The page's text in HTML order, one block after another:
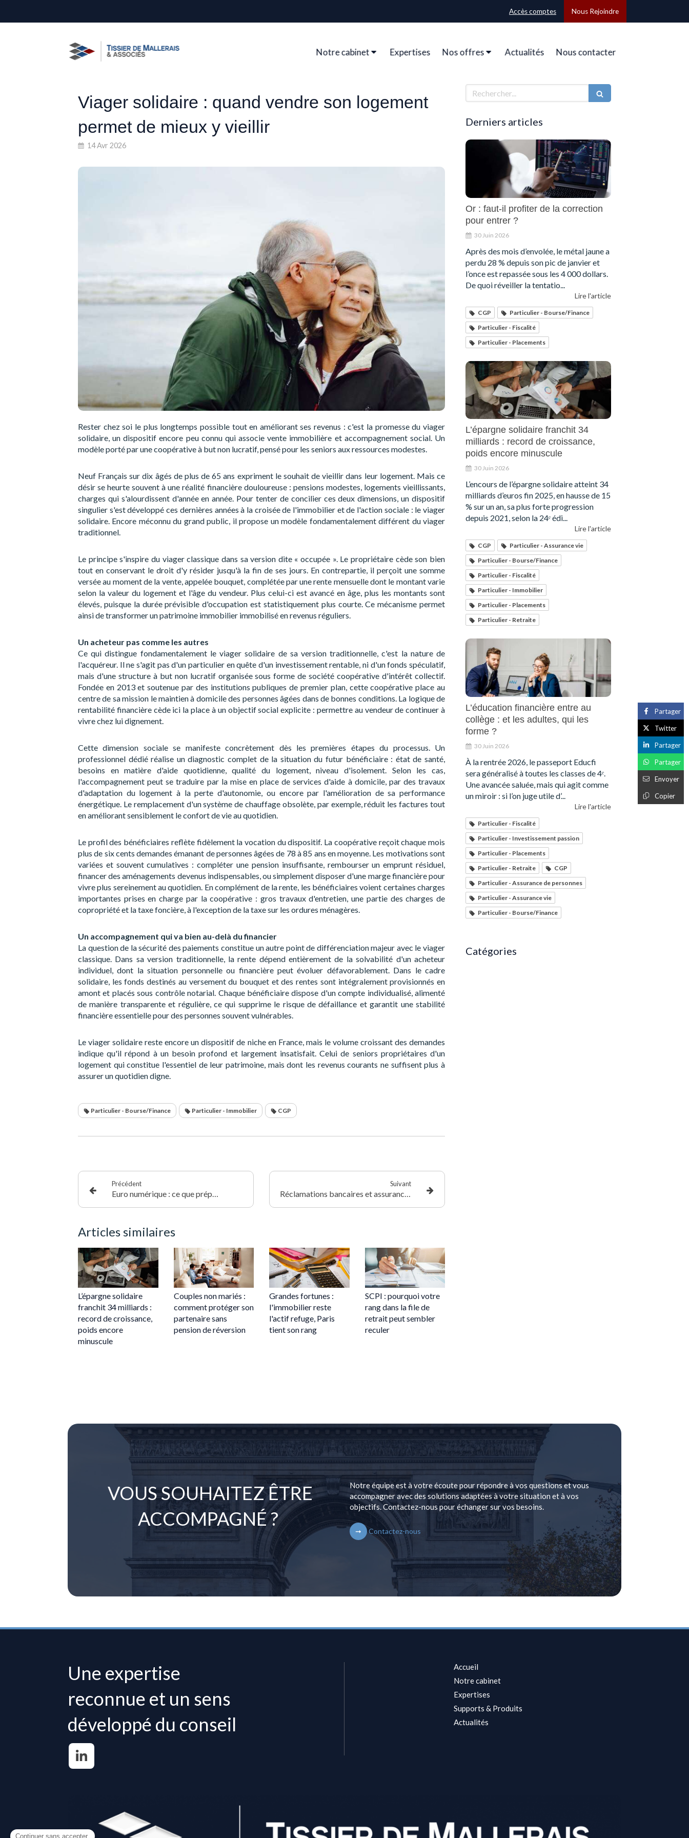
Nous Rejoindre
Accès comptes
Notre cabinet Expertises Nos offres Actualités Nous contacter
Viager solidaire : quand vendre son logement
permet de mieux y vieillir
14 Avr 2026
Rester chez soi le plus longtemps possible tout en améliorant ses revenus : c'est la promesse du viager
solidaire, un dispositif encore peu connu qui associe vente immobilière et accompagnement social. Un
modèle porté par une coopérative à but non lucratif, pensé pour les seniors aux ressources modestes.
Neuf Français sur dix âgés de plus de 65 ans expriment le souhait de vieillir dans leur logement. Mais ce
désir se heurte souvent à une réalité financière douloureuse : pensions modestes, logements vieillissants,
charges qui s'alourdissent d'année en année. Pour tenter de concilier ces deux dimensions, un dispositif
singulier s'est développé ces dernières années à la croisée de l'immobilier et de l'action sociale : le viager
solidaire. Encore méconnu du grand public, il propose un modèle fondamentalement différent du viager
traditionnel.
Le principe s'inspire du viager classique dans sa version dite « occupée ». Le propriétaire cède son bien
tout en conservant le droit d'y résider jusqu'à la fin de ses jours. En contrepartie, il perçoit une somme
versée au moment de la vente, appelée bouquet, complétée par une rente mensuelle dont le montant varie
selon la valeur du logement et l'âge du vendeur. Plus celui-ci est avancé en âge, plus les montants sont
élevés, puisque la durée prévisible d'occupation est statistiquement plus courte. Ce mécanisme permet
ainsi de transformer un patrimoine immobilier immobilisé en revenus réguliers.
Un acheteur pas comme les autres
Ce qui distingue fondamentalement le viager solidaire de sa version traditionnelle, c'est la nature de
l'acquéreur. Il ne s'agit pas d'un particulier en quête d'un investissement rentable, ni d'un fonds spéculatif,
mais d'une structure à but non lucratif organisée sous forme de société coopérative d'intérêt collectif.
Fondée en 2013 et soutenue par des institutions publiques de premier plan, cette coopérative place au
centre de sa mission le maintien à domicile des personnes âgées dans de bonnes conditions. La logique de
rentabilité financière cède ici la place à un objectif social explicite : permettre au vendeur de continuer à
vivre chez lui dignement.
Cette dimension sociale se manifeste concrètement dès les premières étapes du processus. Un
professionnel dédié réalise un diagnostic complet de la situation du futur bénéficiaire : état de santé,
besoins en matière d'aide quotidienne, qualité du logement, niveau d'isolement. Selon les cas,
l'accompagnement peut se traduire par la mise en place de services d'aide à domicile, par des travaux
d'adaptation du logement à la perte d'autonomie, ou encore par l'amélioration de sa performance
énergétique. Le remplacement d'un système de chauffage obsolète, par exemple, réduit les factures tout
en améliorant sensiblement le confort de vie au quotidien.
Le profil des bénéficiaires reflète fidèlement la vocation du dispositif. La coopérative reçoit chaque mois
plus de six cents demandes émanant de personnes âgées de 78 à 85 ans en moyenne. Les motivations sont
variées et souvent cumulatives : compléter une pension insuffisante, rembourser un emprunt résiduel,
financer des aménagements devenus indispensables, ou simplement disposer d'une marge financière pour
vivre plus sereinement au quotidien. En complément de la rente, les bénéficiaires voient certaines charges
importantes prises en charge par la coopérative : gros travaux d'entretien, une partie des charges de
copropriété et la taxe foncière, à l'exception de la taxe sur les ordures ménagères.
Un accompagnement qui va bien au-delà du financier
La question de la sécurité des paiements constitue un autre point de différenciation majeur avec le viager
classique. Dans sa version traditionnelle, la rente dépend entièrement de la solvabilité d'un acheteur
individuel, dont la situation personnelle ou financière peut évoluer défavorablement. Dans le cadre
solidaire, les fonds destinés au versement du bouquet et des rentes sont intégralement provisionnés en
amont et placés sous contrôle notarial. Chaque bénéficiaire dispose d'un compte individualisé, alimenté
de manière transparente et régulière, ce qui supprime le risque de défaillance et garantit une stabilité
financière essentielle pour des personnes souvent vulnérables.
Le viager solidaire reste encore un dispositif de niche en France, mais le volume croissant des demandes
indique qu'il répond à un besoin profond et largement insatisfait. Celui de seniors propriétaires d'un
logement qui constitue l'essentiel de leur patrimoine, mais dont les revenus courants ne suffisent plus à
assurer un quotidien digne.
Particulier - Bourse/Finance Particulier - Immobilier CGP
Précédent
Euro numérique : ce que prépare l’Europe pour transformer les paiements
Suivant
Réclamations bancaires et assurances : des délais plus courts, une information encore trop floue
Articles similaires
L’épargne solidaire
franchit 34 milliards :
record de croissance,
poids encore
minuscule
Couples non mariés :
comment protéger son
partenaire sans
pension de réversion
Grandes fortunes :
l'immobilier reste
l'actif refuge, Paris
tient son rang
SCPI : pourquoi votre
rang dans la file de
retrait peut sembler
reculer
Partager
Twitter
Partager
Partager
Envoyer
Copier
Rechercher
Derniers articles
Or : faut-il profiter de la correction
pour entrer ?
30 Juin 2026
Après des mois d’envolée, le métal jaune a
perdu 28 % depuis son pic de janvier et
l’once est repassée sous les 4 000 dollars.
De quoi réveiller la tentatio...
Lire l'article
CGP
Particulier - Bourse/Finance
Particulier - Fiscalité
Particulier - Placements
L’épargne solidaire franchit 34
milliards : record de croissance,
poids encore minuscule
30 Juin 2026
L’encours de l’épargne solidaire atteint 34
milliards d’euros fin 2025, en hausse de 15
% sur un an, sa plus forte progression
depuis 2021, selon la 24ᵉ édi...
Lire l'article
CGP
Particulier - Assurance vie
Particulier - Bourse/Finance
Particulier - Fiscalité
Particulier - Immobilier
Particulier - Placements
Particulier - Retraite
L’éducation financière entre au
collège : et les adultes, qui les
forme ?
30 Juin 2026
À la rentrée 2026, le passeport Educfi
sera généralisé à toutes les classes de 4ᵉ.
Une avancée saluée, mais qui agit comme
un miroir : si l’on juge utile d’...
Lire l'article
Particulier - Fiscalité
Particulier - Investissement passion
Particulier - Placements
Particulier - Retraite
CGP
Particulier - Assurance de personnes
Particulier - Assurance vie
Particulier - Bourse/Finance
Catégories
VOUS SOUHAITEZ ÊTRE
ACCOMPAGNÉ ?
Notre équipe est à votre écoute pour répondre à vos questions et vous
accompagner avec des solutions adaptées à votre situation et à vos
objectifs. Contactez-nous pour échanger sur vos besoins.
Contactez-nous
Une expertise
reconnue et un sens
développé du conseil
Accueil
Notre cabinet
Expertises
Supports & Produits
Actualités